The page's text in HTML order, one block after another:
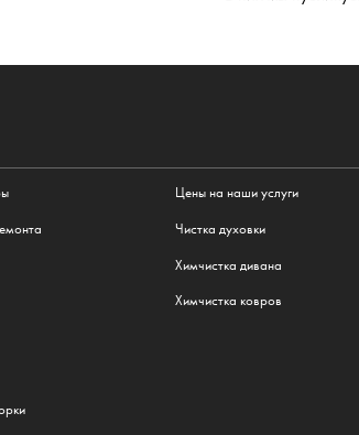
Цены на наши услуги
Чистка духовки
Химчистка дивана
Химчистка ковров